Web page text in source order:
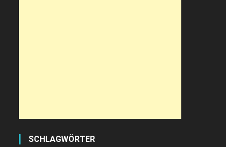
SCHLAGWÖRTER